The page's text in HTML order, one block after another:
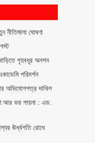
নীতিমালা ঘোষণা
গৃহবধূর অনশন
পরিদর্শন
অভিযোগপত্র দাখিল
আর ভয় পায়না : এড.
ঊর্ধ্বগতি রোধে